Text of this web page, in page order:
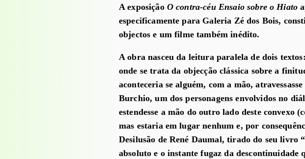
A exposiçãoO contra-céu Ensaio sobre o Hiato
especificamente para Galeria Zé dos Bois,
objectos e um filme também inédito.
A obra nasceu da leitura paralela de dois
onde se trata da objecção clássica sobre a
aconteceria se alguém, com a mão,
Burchio, um dos personagens envolvidos no
estendesse a mão do outro lado deste convexo
mas estaria em lugar nenhum e, por
Desilusão de René Daumal, tirado do seu livro
absoluto e o instante fugaz da descontinuidade